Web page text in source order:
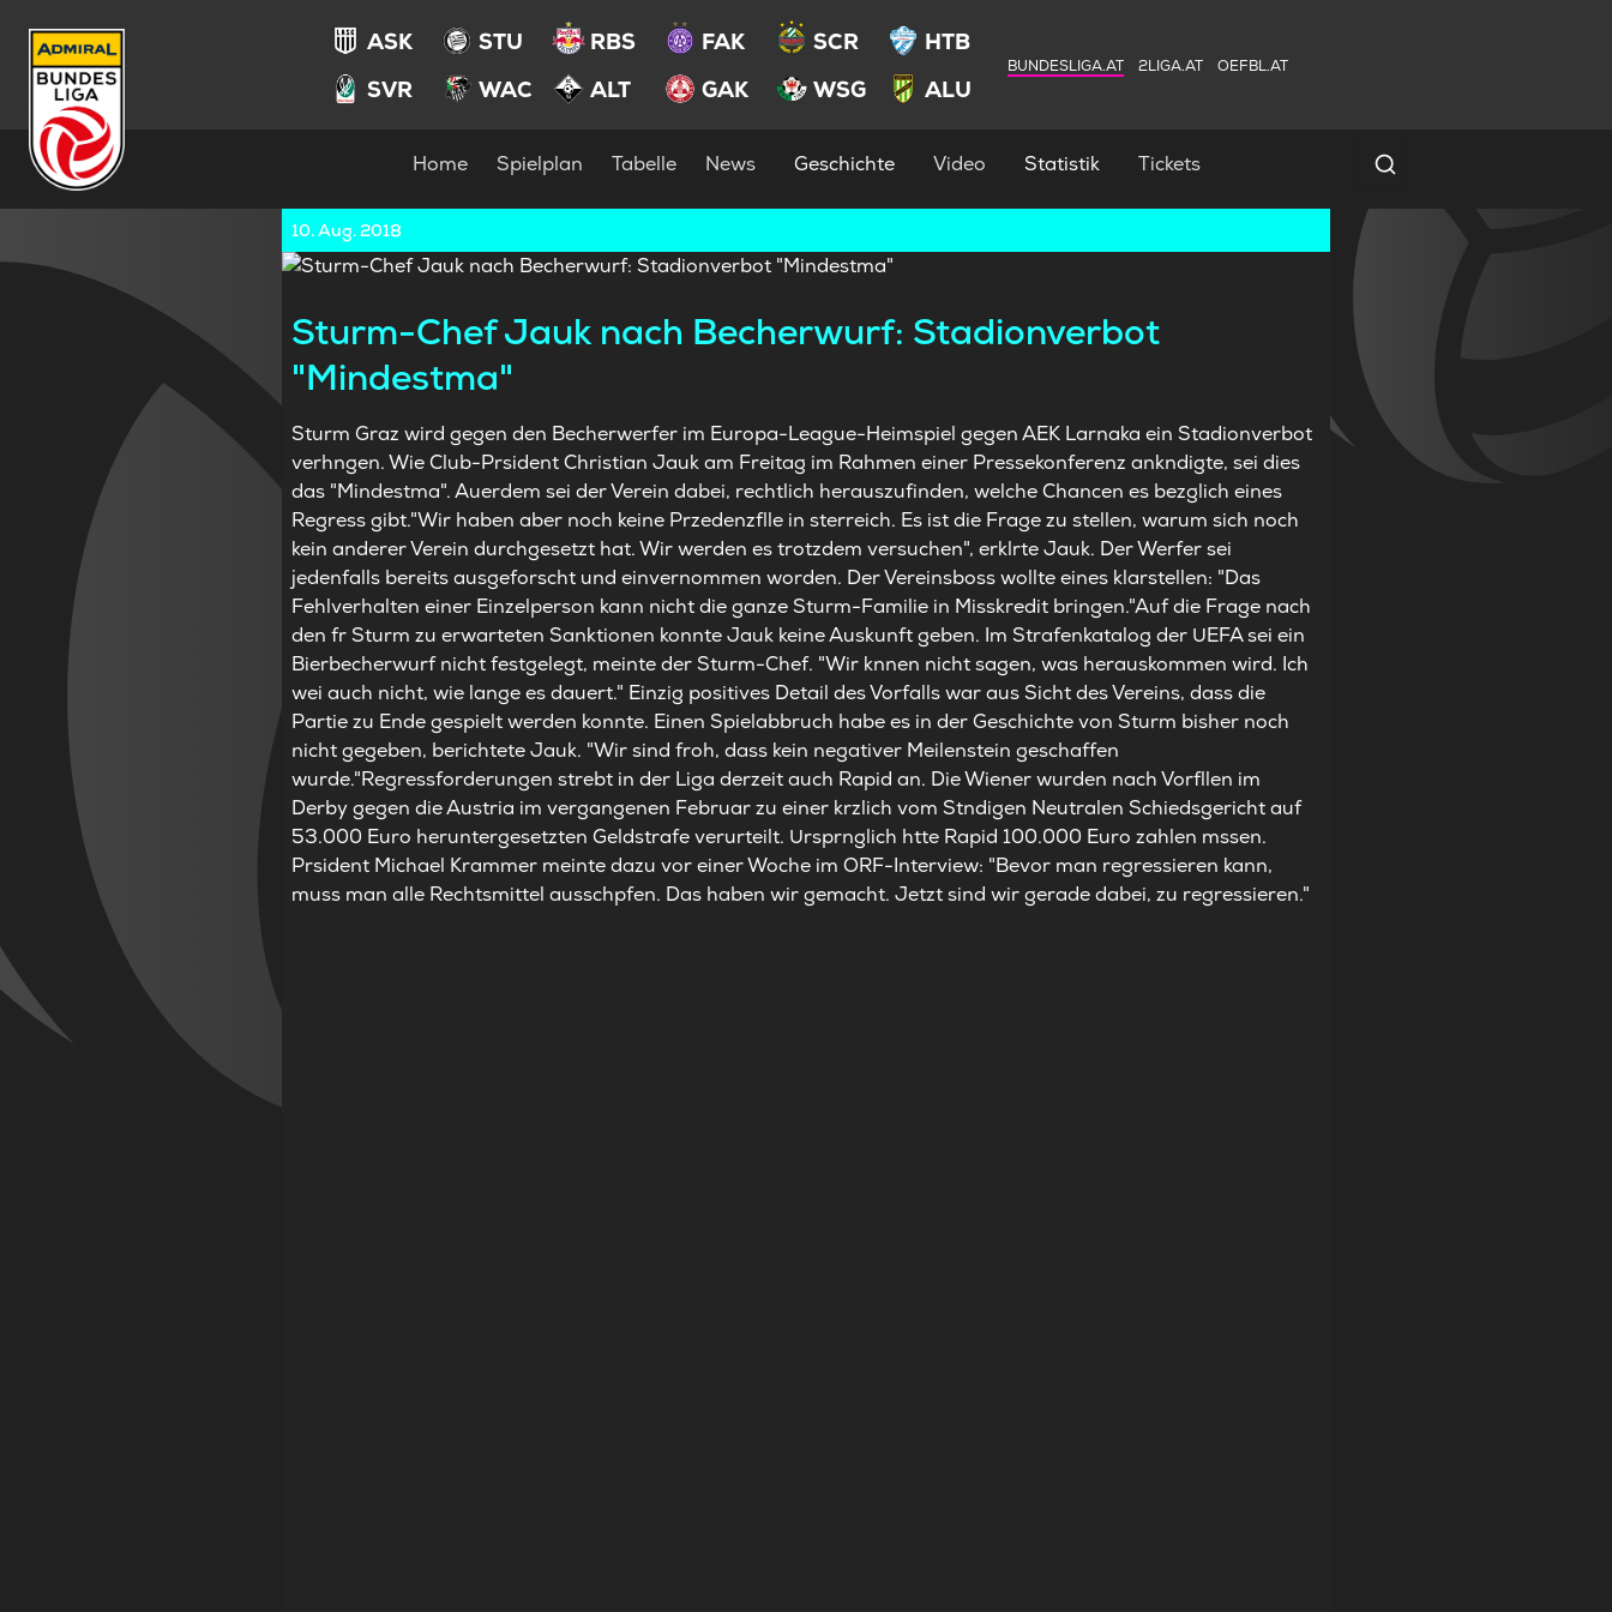
ASK STU RBS FAK SCR
HTB
SVR
WAC ALT GAK WSG ALU
BUNDESLIGA.AT 2LIGA.AT OEFBL.AT
Home Spielplan Tabelle News Geschichte Video Statistik Tickets Spielersuche
10. Aug. 2018
Sturm-Chef Jauk nach Becherwurf: Stadionverbot
"Mindestma"
Sturm Graz wird gegen den Becherwerfer im Europa-League-Heimspiel gegen AEK Larnaka ein Stadionverbot
verhngen. Wie Club-Prsident Christian Jauk am Freitag im Rahmen einer Pressekonferenz ankndigte, sei dies
das "Mindestma". Auerdem sei der Verein dabei, rechtlich herauszufinden, welche Chancen es bezglich eines
Regress gibt."Wir haben aber noch keine Przedenzflle in sterreich. Es ist die Frage zu stellen, warum sich noch
kein anderer Verein durchgesetzt hat. Wir werden es trotzdem versuchen", erklrte Jauk. Der Werfer sei
jedenfalls bereits ausgeforscht und einvernommen worden. Der Vereinsboss wollte eines klarstellen: "Das
Fehlverhalten einer Einzelperson kann nicht die ganze Sturm-Familie in Misskredit bringen."Auf die Frage nach
den fr Sturm zu erwarteten Sanktionen konnte Jauk keine Auskunft geben. Im Strafenkatalog der UEFA sei ein
Bierbecherwurf nicht festgelegt, meinte der Sturm-Chef. "Wir knnen nicht sagen, was herauskommen wird. Ich
wei auch nicht, wie lange es dauert." Einzig positives Detail des Vorfalls war aus Sicht des Vereins, dass die
Partie zu Ende gespielt werden konnte. Einen Spielabbruch habe es in der Geschichte von Sturm bisher noch
nicht gegeben, berichtete Jauk. "Wir sind froh, dass kein negativer Meilenstein geschaffen
wurde."Regressforderungen strebt in der Liga derzeit auch Rapid an. Die Wiener wurden nach Vorfllen im
Derby gegen die Austria im vergangenen Februar zu einer krzlich vom Stndigen Neutralen Schiedsgericht auf
53.000 Euro heruntergesetzten Geldstrafe verurteilt. Ursprnglich htte Rapid 100.000 Euro zahlen mssen.
Prsident Michael Krammer meinte dazu vor einer Woche im ORF-Interview: "Bevor man regressieren kann,
muss man alle Rechtsmittel ausschpfen. Das haben wir gemacht. Jetzt sind wir gerade dabei, zu regressieren."